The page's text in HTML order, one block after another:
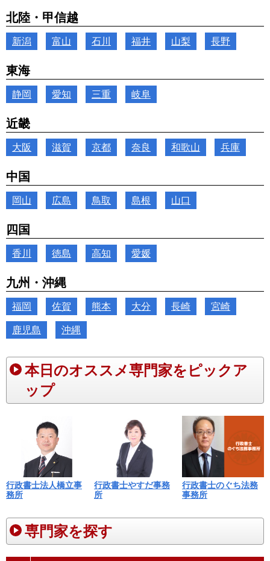
北陸・甲信越
新潟 富山 石川 福井 山梨 長野
東海
静岡 愛知 三重 岐阜
近畿
大阪 滋賀 京都 奈良 和歌山 兵庫
中国
岡山 広島 鳥取 島根 山口
四国
香川 徳島 高知 愛媛
九州・沖縄
福岡 佐賀 熊本 大分 長崎 宮崎
鹿児島 沖縄
本日のオススメ専門家をピックア
ップ
行政書士法人橋立事
務所
行政書士やすだ事務
所
行政書士のぐち法務
事務所
専門家を探す